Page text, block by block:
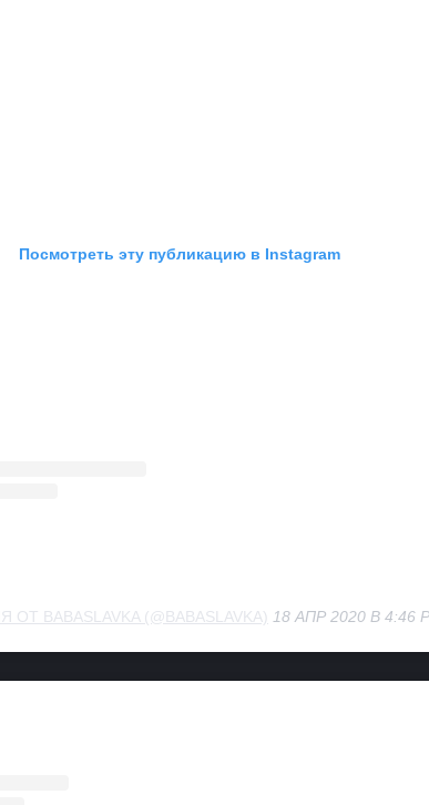
Посмотреть эту публикацию в Instagram
BABASLAVKA (@BABASLAVKA) 18 АПР 2020 В 4:46